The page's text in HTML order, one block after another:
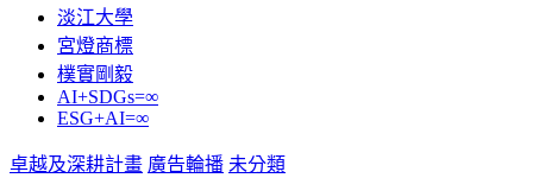
淡江大學
宮燈商標
樸實剛毅
AI+SDGs=∞
ESG+AI=∞
卓越及深耕計畫 廣告輪播 未分類